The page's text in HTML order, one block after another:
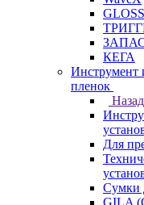
КЕГА
Инструмент
пленок
Назад
Для
Сумки
GILA